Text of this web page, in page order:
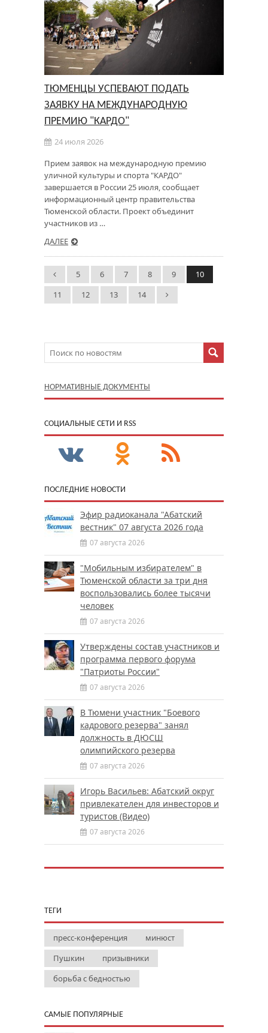
ТЮМЕНЦЫ УСПЕВАЮТ ПОДАТЬ
ЗАЯВКУ НА МЕЖДУНАРОДНУЮ
ПРЕМИЮ "КАРДО"
24 июля 2026
Прием заявок на международную премию
уличной культуры и спорта "КАРДО"
завершается в России 25 июля, сообщает
информационный центр правительства
Тюменской области. Проект объединит
участников из …
ДАЛЕЕ
5 6 7 8 9
10
11
12 13 14
НОРМАТИВНЫЕ ДОКУМЕНТЫ
CОЦИАЛЬНЫЕ СЕТИ И RSS
ПОСЛЕДНИЕ НОВОСТИ
Эфир радиоканала "Абатский
вестник" 07 августа 2026 года
07 августа 2026
"Мобильным избирателем" в
Тюменской области за три дня
воспользовались более тысячи
человек
07 августа 2026
Утверждены состав участников и
программа первого форума
"Патриоты России"
07 августа 2026
В Тюмени участник "Боевого
кадрового резерва" занял
должность в ДЮСШ
олимпийского резерва
07 августа 2026
Игорь Васильев: Абатский округ
привлекателен для инвесторов и
туристов (Видео)
07 августа 2026
ТЕГИ
пресс-конференция
минюст
Пушкин
призывники
борьба с бедностью
САМЫЕ ПОПУЛЯРНЫЕ